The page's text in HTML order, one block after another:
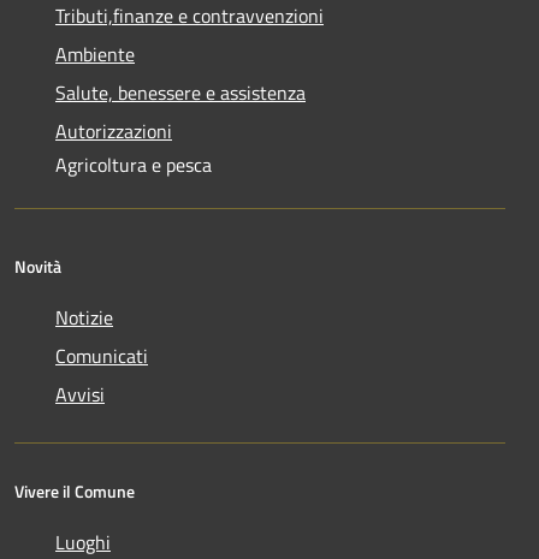
Tributi,finanze e contravvenzioni
Ambiente
Salute, benessere e assistenza
Autorizzazioni
Agricoltura e pesca
Novità
Notizie
Comunicati
Avvisi
Vivere il Comune
Luoghi